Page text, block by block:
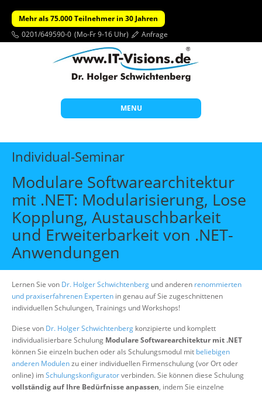
Mehr als 75.000 Teilnehmer in 30 Jahren
0201/649590-0 (Mo-Fr 9-16 Uhr) Anfrage
MENU
Start
Themen
Beratung
Individuelle Schulungen
Offene Seminare
Wissen
Über uns
Suche
Individual-Seminar
Modulare Softwarearchitektur
mit .NET: Modularisierung, Lose
Kopplung, Austauschbarkeit
und Erweiterbarkeit von .NET-
Anwendungen
Lernen Sie von Dr. Holger Schwichtenberg und anderen renommierten
und praxiserfahrenen Experten in genau auf Sie zugeschnittenen
individuellen Schulungen, Trainings und Workshops!
Diese von Dr. Holger Schwichtenberg konzipierte und komplett
individualisierbare Schulung Modulare Softwarearchitektur mit .NET
können Sie einzeln buchen oder als Schulungsmodul mit beliebigen
anderen Modulenzu einer individuellen Firmenschulung (vor Ort oder
online) imSchulungskonfiguratorverbinden. Sie können diese Schulung
vollständig auf Ihre Bedürfnisse anpassen, indem Sie einzelne